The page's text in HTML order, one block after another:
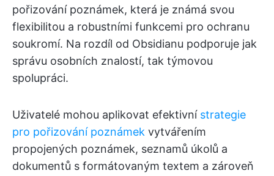
pořizování poznámek, která je známá svou
flexibilitou a robustními funkcemi pro ochranu
soukromí. Na rozdíl od Obsidianu podporuje jak
správu osobních znalostí, tak týmovou
spolupráci.
Uživatelé mohou aplikovat efektivní strategie
pro pořizování poznámek vytvářením
propojených poznámek, seznamů úkolů a
dokumentů s formátovaným textem a zároveň